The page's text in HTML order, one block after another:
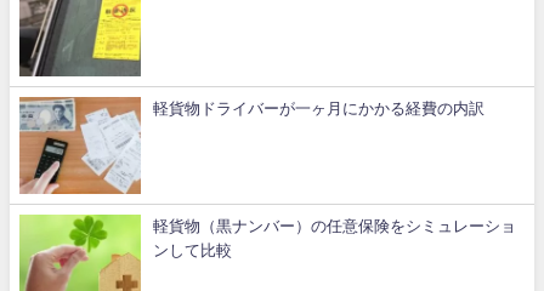
軽貨物ドライバーが一ヶ月にかかる経費の内訳
軽貨物（黒ナンバー）の任意保険をシミュレーショ
ンして比較